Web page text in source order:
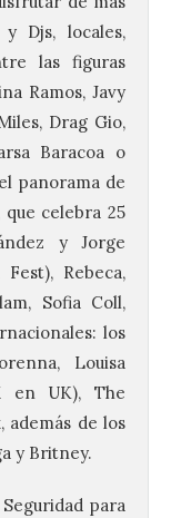
Djs, locales,
las figuras
Ramos, Javy
Drag Gio,
Baracoa o
panorama de
celebra 25
y Jorge
Rebeca,
Sofia Coll,
los
Louisa
en UK), The
además de los
y Britney.
para